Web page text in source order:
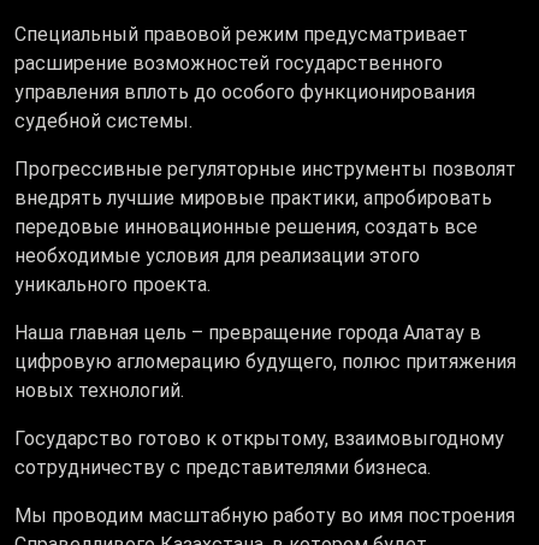
Специальный правовой режим предусматривает
расширение возможностей государственного
управления вплоть до особого функционирования
судебной системы.
Прогрессивные регуляторные инструменты позволят
внедрять лучшие мировые практики, апробировать
передовые инновационные решения, создать все
необходимые условия для реализации этого
уникального проекта.
Наша главная цель – превращение города Алатау в
цифровую агломерацию будущего, полюс притяжения
новых технологий.
Государство готово к открытому, взаимовыгодному
сотрудничеству с представителями бизнеса.
Мы проводим масштабную работу во имя построения